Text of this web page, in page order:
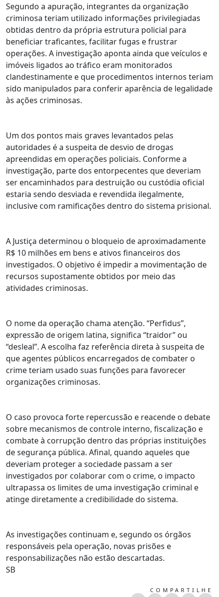
Segundo a apuração, integrantes da organização
criminosa teriam utilizado informações privilegiadas
obtidas dentro da própria estrutura policial para
beneficiar traficantes, facilitar fugas e frustrar
operações. A investigação aponta ainda que veículos e
imóveis ligados ao tráfico eram monitorados
clandestinamente e que procedimentos internos teriam
sido manipulados para conferir aparência de legalidade
às ações criminosas.
Um dos pontos mais graves levantados pelas
autoridades é a suspeita de desvio de drogas
apreendidas em operações policiais. Conforme a
investigação, parte dos entorpecentes que deveriam
ser encaminhados para destruição ou custódia oficial
estaria sendo desviada e revendida ilegalmente,
inclusive com ramificações dentro do sistema prisional.
A Justiça determinou o bloqueio de aproximadamente
R$ 10 milhões em bens e ativos financeiros dos
investigados. O objetivo é impedir a movimentação de
recursos supostamente obtidos por meio das
atividades criminosas.
O nome da operação chama atenção. “Perfidus”,
expressão de origem latina, significa “traidor” ou
“desleal”. A escolha faz referência direta à suspeita de
que agentes públicos encarregados de combater o
crime teriam usado suas funções para favorecer
organizações criminosas.
O caso provoca forte repercussão e reacende o debate
sobre mecanismos de controle interno, fiscalização e
combate à corrupção dentro das próprias instituições
de segurança pública. Afinal, quando aqueles que
deveriam proteger a sociedade passam a ser
investigados por colaborar com o crime, o impacto
ultrapassa os limites de uma investigação criminal e
atinge diretamente a credibilidade do sistema.
As investigações continuam e, segundo os órgãos
responsáveis pela operação, novas prisões e
responsabilizações não estão descartadas.
SB
COMPARTILHE